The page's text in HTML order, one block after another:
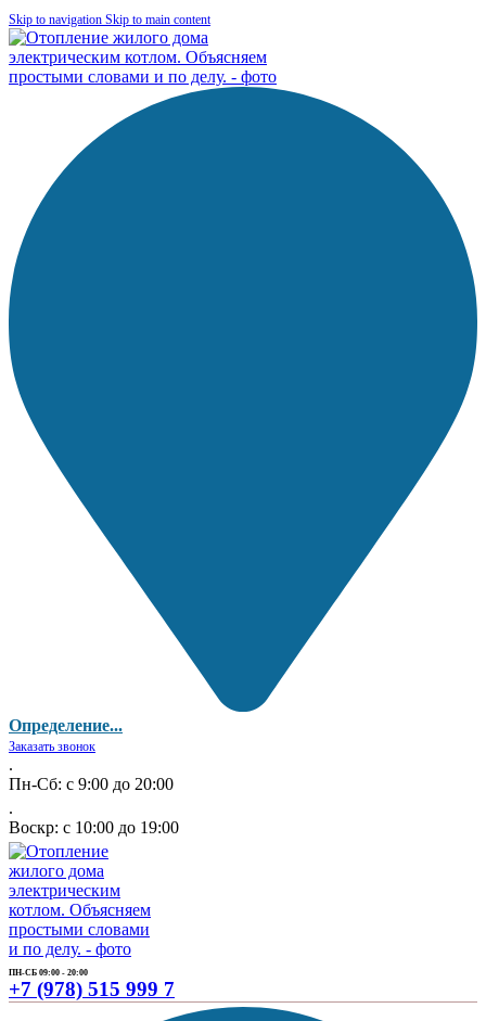
Skip to navigation Skip to main content
Определение...
Заказать звонок
.
Пн-Сб: с 9:00 до 20:00
.
Воскр: с 10:00 до 19:00
ПН-СБ 09:00 - 20:00
+7 (978) 515 999 7